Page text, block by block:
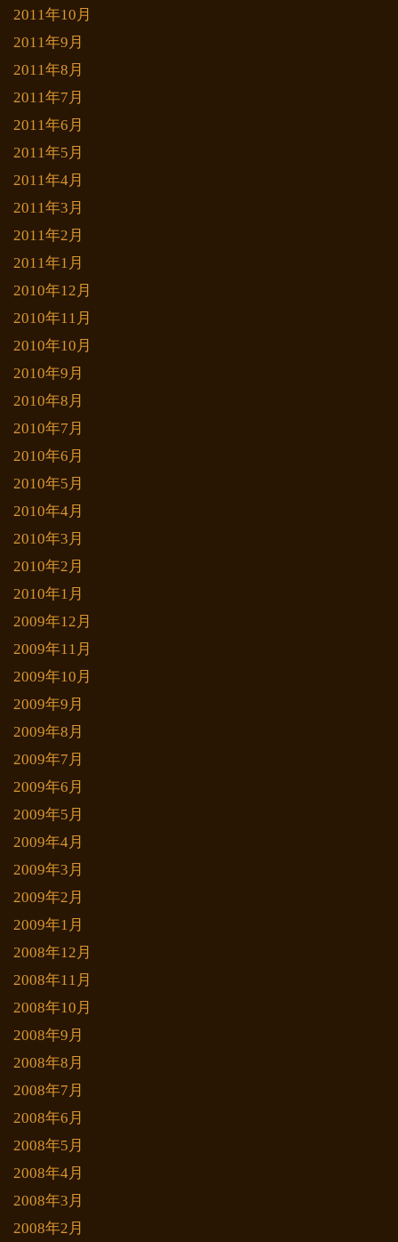
2011年10月
2011年9月
2011年8月
2011年7月
2011年6月
2011年5月
2011年4月
2011年3月
2011年2月
2011年1月
2010年12月
2010年11月
2010年10月
2010年9月
2010年8月
2010年7月
2010年6月
2010年5月
2010年4月
2010年3月
2010年2月
2010年1月
2009年12月
2009年11月
2009年10月
2009年9月
2009年8月
2009年7月
2009年6月
2009年5月
2009年4月
2009年3月
2009年2月
2009年1月
2008年12月
2008年11月
2008年10月
2008年9月
2008年8月
2008年7月
2008年6月
2008年5月
2008年4月
2008年3月
2008年2月